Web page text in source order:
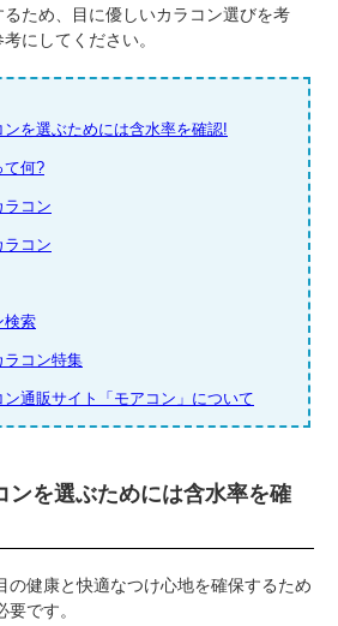
ため、目に優しいカラコン選びを考
にしてください。
ンを選ぶためには含水率を確認!
て何?
ラコン
ラコン
検索
ラコン特集
ン通販サイト「モアコン」について
ンを選ぶためには含水率を確
の健康と快適なつけ心地を確保するため
です。